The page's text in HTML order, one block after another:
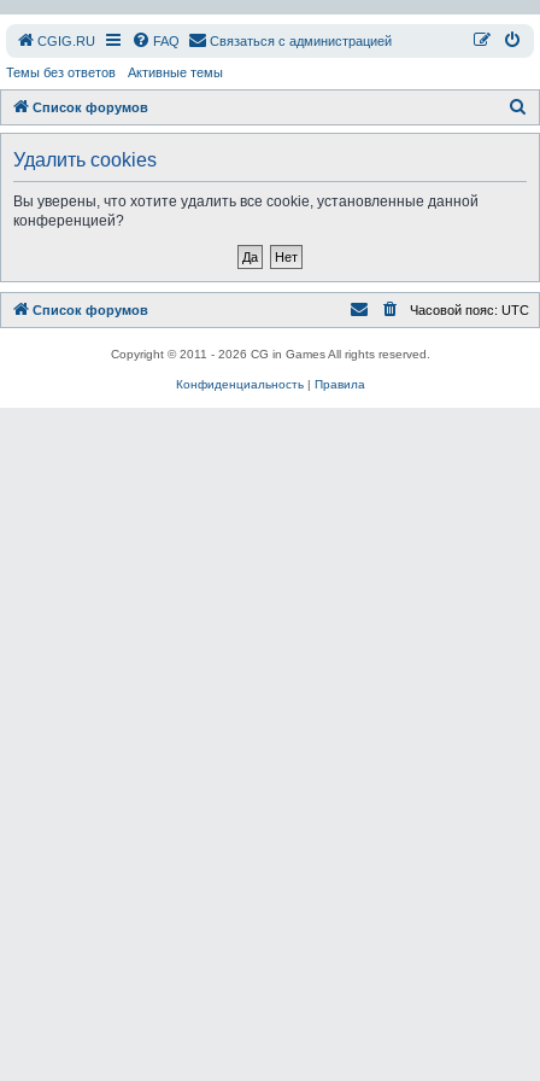
СGIG.RU FAQ Связаться с администрацией
Темы без ответов Активные темы
Список форумов
о
Удалить cookies
Вы уверены, что хотите удалить все cookie, установленные данной
конференцией?
Список форумов Часовой пояс: UTC
Copyright © 2011 - 2026 CG in Games All rights reserved.
Конфиденциальность| Правила